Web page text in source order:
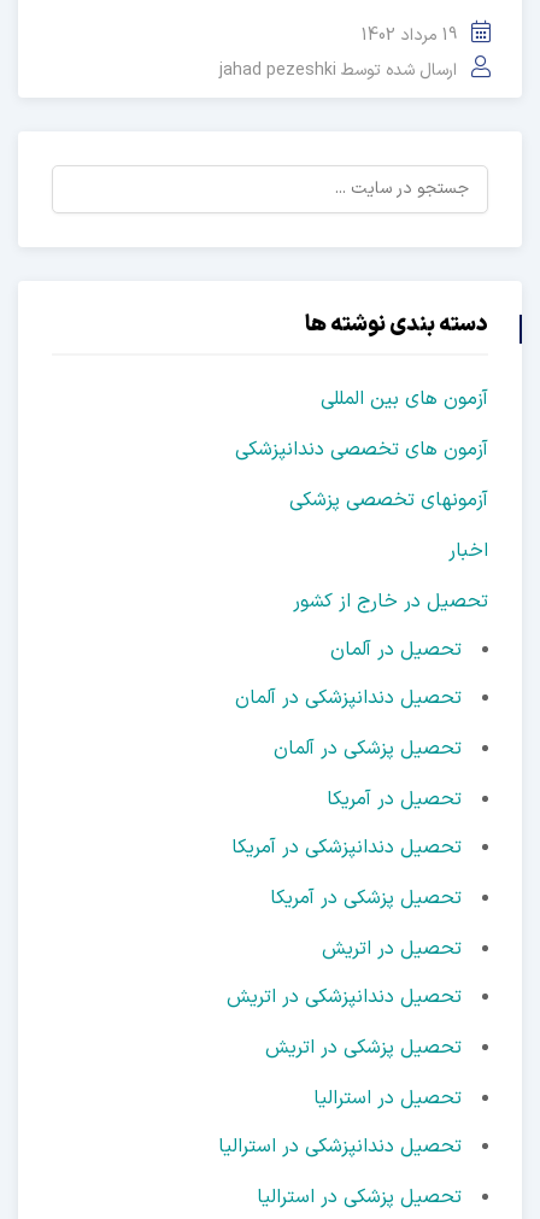
19 مرداد 1402
ارسال شده توسطjahad pezeshki
دسته بندی نوشته ها
آزمون های بین المللی
آزمون های تخصصی دندانپزشکی
آزمونهای تخصصی پزشکی
اخبار
تحصیل در خارج از کشور
تحصیل در آلمان
تحصیل دندانپزشکی در آلمان
تحصیل پزشکی در آلمان
تحصیل در آمریکا
تحصیل دندانپزشکی در آمریکا
تحصیل پزشکی در آمریکا
تحصیل در اتریش
تحصیل دندانپزشکی در اتریش
تحصیل پزشکی در اتریش
تحصیل در استرالیا
تحصیل دندانپزشکی در استرالیا
تحصیل پزشکی در استرالیا